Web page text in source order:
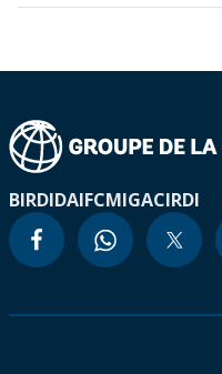
BIRDIDAIFCMIGACIRDI